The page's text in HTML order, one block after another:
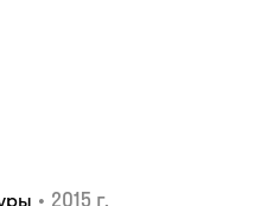
• 2015 г.